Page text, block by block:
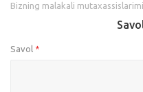
Bizning malakali
Savol *